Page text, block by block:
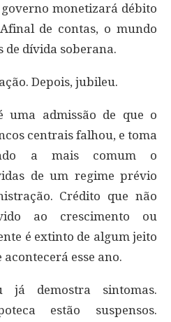
monetizará débito
de contas, o mundo
de dívida soberana.
Depois, jubileu.
uma admissão de que o
centrais falhou, e toma
a mais comum o
de um regime prévio
Crédito que não
ao crescimento ou
é extinto de algum jeito
esse ano.
demostra sintomas.
estão suspensos.